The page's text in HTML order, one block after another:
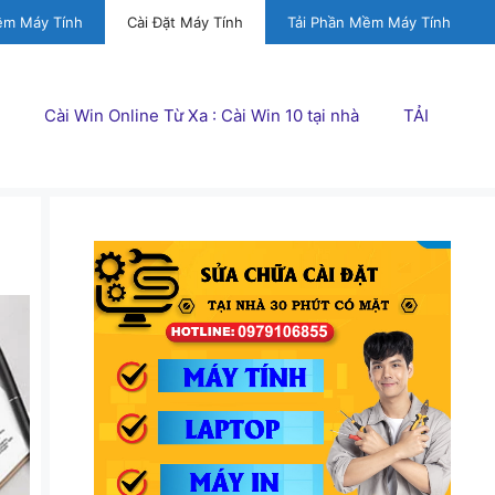
Máy Tính Cài Đặt Máy Tính Tải Phần Mềm Máy Tính
Cài Win Online Từ Xa : Cài Win 10 tại nhà TẢI